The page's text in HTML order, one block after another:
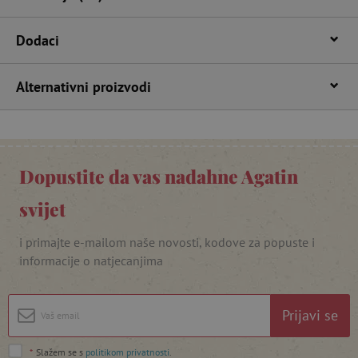
Dodaci
Alternativni proizvodi
Dopustite da vas nadahne Agatin
svijet
i primajte e-mailom naše novosti, kodove za popuste i
informacije o natjecanjima
Prijavi se
* Slažem se s politikom privatnosti
_lb_ccc
www.agatinsvijet.hr